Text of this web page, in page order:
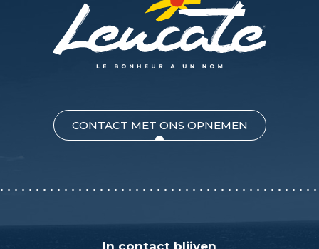
CONTACT MET ONS OPNEMEN
In contact blijven